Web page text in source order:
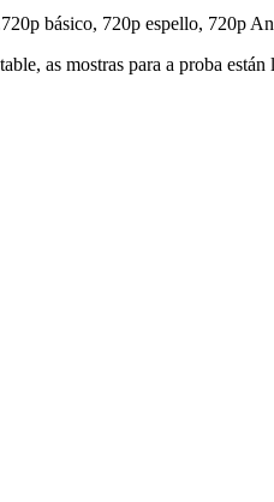
básico, 720p espello, 720p
as mostras para a proba están